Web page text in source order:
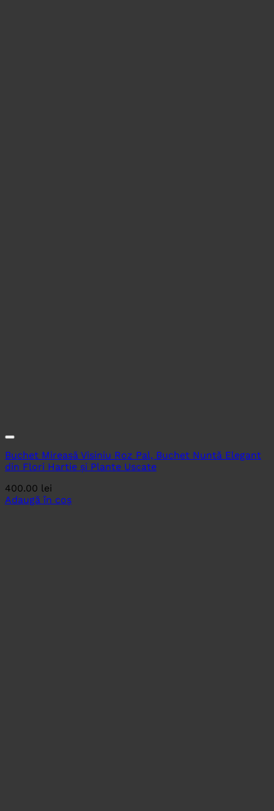
Buchet Mireasă Visiniu Roz Pal, Buchet Nuntă Elegant
din Flori Hartie și Plante Uscate
400.00 lei
Adaugă în coș